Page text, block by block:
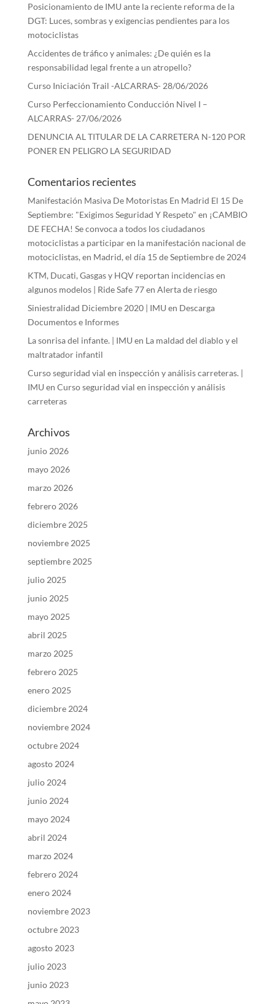
Posicionamiento de IMU ante la reciente reforma de la
DGT: Luces, sombras y exigencias pendientes para los
motociclistas
Accidentes de tráfico y animales: ¿De quién es la
responsabilidad legal frente a un atropello?
Curso Iniciación Trail -ALCARRAS- 28/06/2026
Curso Perfeccionamiento Conducción Nivel I –
ALCARRAS- 27/06/2026
DENUNCIA AL TITULAR DE LA CARRETERA N-120 POR
PONER EN PELIGRO LA SEGURIDAD
Comentarios recientes
Manifestación Masiva De Motoristas En Madrid El 15 De
Septiembre: "Exigimos Seguridad Y Respeto" en ¡CAMBIO
DE FECHA! Se convoca a todos los ciudadanos
motociclistas a participar en la manifestación nacional de
motociclistas, en Madrid, el día 15 de Septiembre de 2024
KTM, Ducati, Gasgas y HQV reportan incidencias en
algunos modelos | Ride Safe 77en Alerta de riesgo
Siniestralidad Diciembre 2020 | IMU en Descarga
Documentos e Informes
La sonrisa del infante. | IMU en La maldad del diablo y el
maltratador infantil
Curso seguridad vial en inspección y análisis carreteras. |
IMU en Curso seguridad vial en inspección y análisis
carreteras
Archivos
junio 2026
mayo 2026
marzo 2026
febrero 2026
diciembre 2025
noviembre 2025
septiembre 2025
julio 2025
junio 2025
mayo 2025
abril 2025
marzo 2025
febrero 2025
enero 2025
diciembre 2024
noviembre 2024
octubre 2024
agosto 2024
julio 2024
junio 2024
mayo 2024
abril 2024
marzo 2024
febrero 2024
enero 2024
noviembre 2023
octubre 2023
agosto 2023
julio 2023
junio 2023